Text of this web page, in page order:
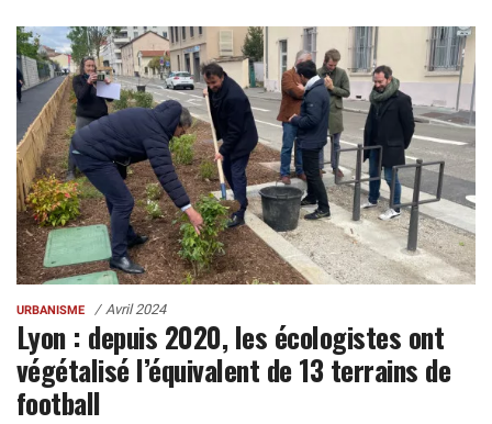
URBANISME Avril 2024
Lyon : depuis 2020, les écologistes ont
végétalisé l’équivalent de 13 terrains de
football